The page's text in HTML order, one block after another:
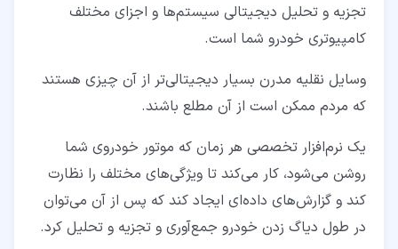
تجزیه و تحلیل دیجیتالی سیستم‌ها و اجزای مختلف
کامپیوتری خودرو شما است.
وسایل نقلیه مدرن بسیار دیجیتالی‌تر از آن چیزی هستند
که مردم ممکن است از آن مطلع باشند.
یک نرم‌افزار تخصصی هر زمان که موتور خودروی شما
روشن می‌شود، کار می‌کند تا ویژگی‌های مختلف را نظارت
کند و گزارش‌های داده‌ای ایجاد کند که پس از آن می‌توان
در طول دیاگ زدن خودرو جمع‌آوری و تجزیه و تحلیل کرد.